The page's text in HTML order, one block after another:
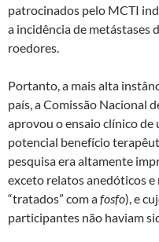
patrocinados pelo MCTI
a incidência de metástases
roedores.
Portanto, a mais alta
país, a Comissão Nacional
aprovou o ensaio clínico de
potencial benefício
pesquisa era altamente
exceto relatos anedóticos
“tratados” com afosfo), e
participantes não haviam